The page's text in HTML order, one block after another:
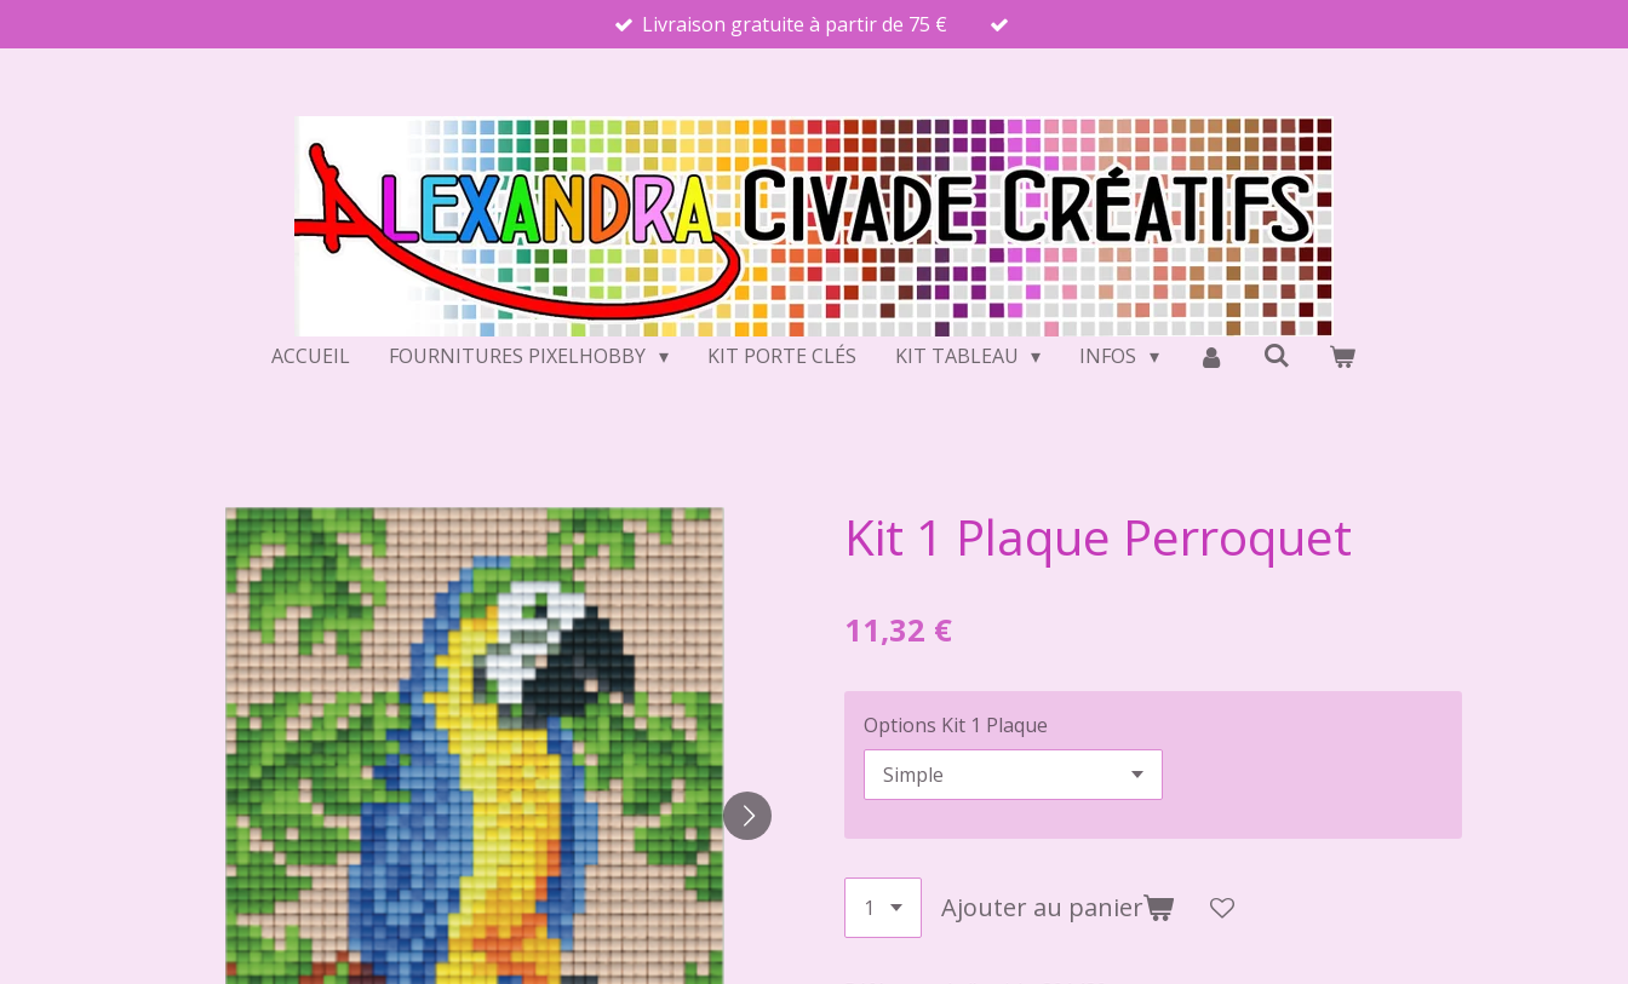
au
Livraison gratuite à partir de 75 €
ACCUEIL FOURNITURES PIXELHOBBY KIT PORTE CLÉS KIT TABLEAU INFOS
Kit 1 Plaque Perroquet
11,32 €
Options Kit 1 Plaque
Ajouter au panier